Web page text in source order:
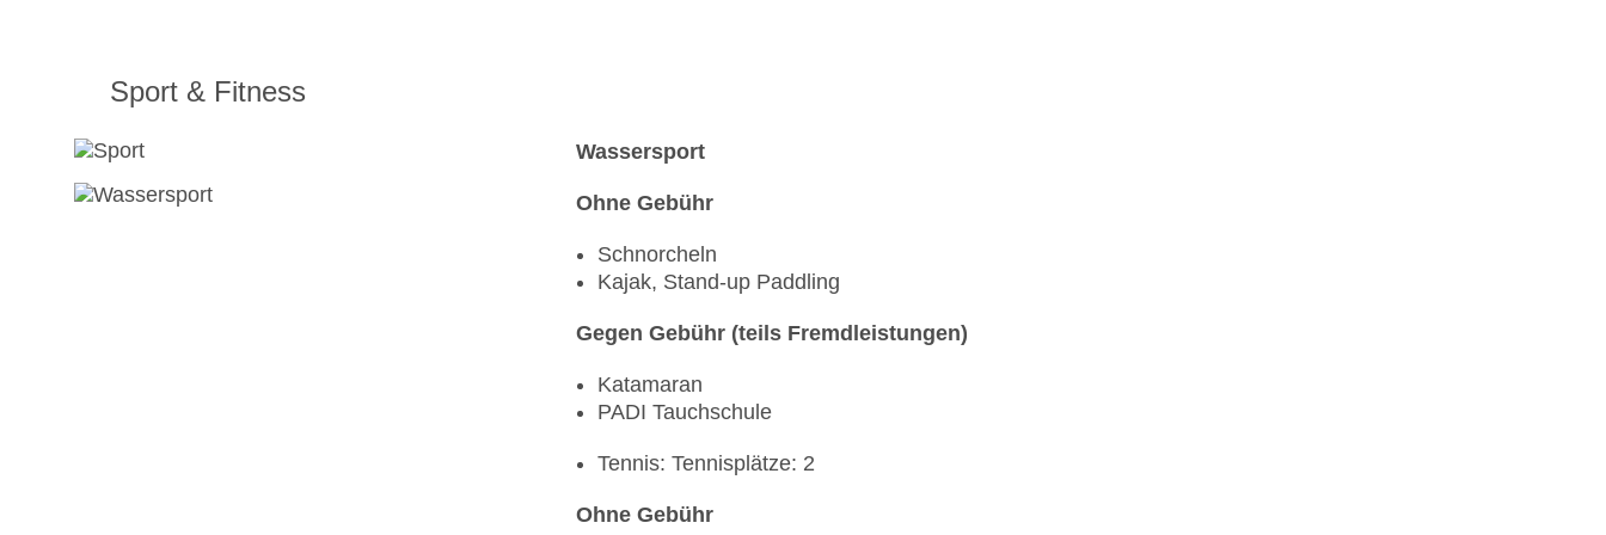
Sport & Fitness
Wassersport
Ohne Gebühr
Schnorcheln
Kajak, Stand-up Paddling
Gegen Gebühr (teils Fremdleistungen)
Katamaran
PADI Tauchschule
Tennis: Tennisplätze: 2
Ohne Gebühr